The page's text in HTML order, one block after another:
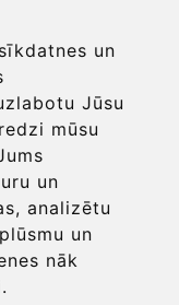
un
Jūsu
mūsu
un
analizētu
un
nāk